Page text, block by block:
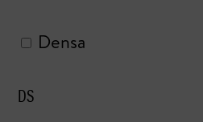
Densa
DS